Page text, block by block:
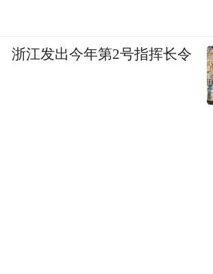
浙江发出今年第2号指挥长令